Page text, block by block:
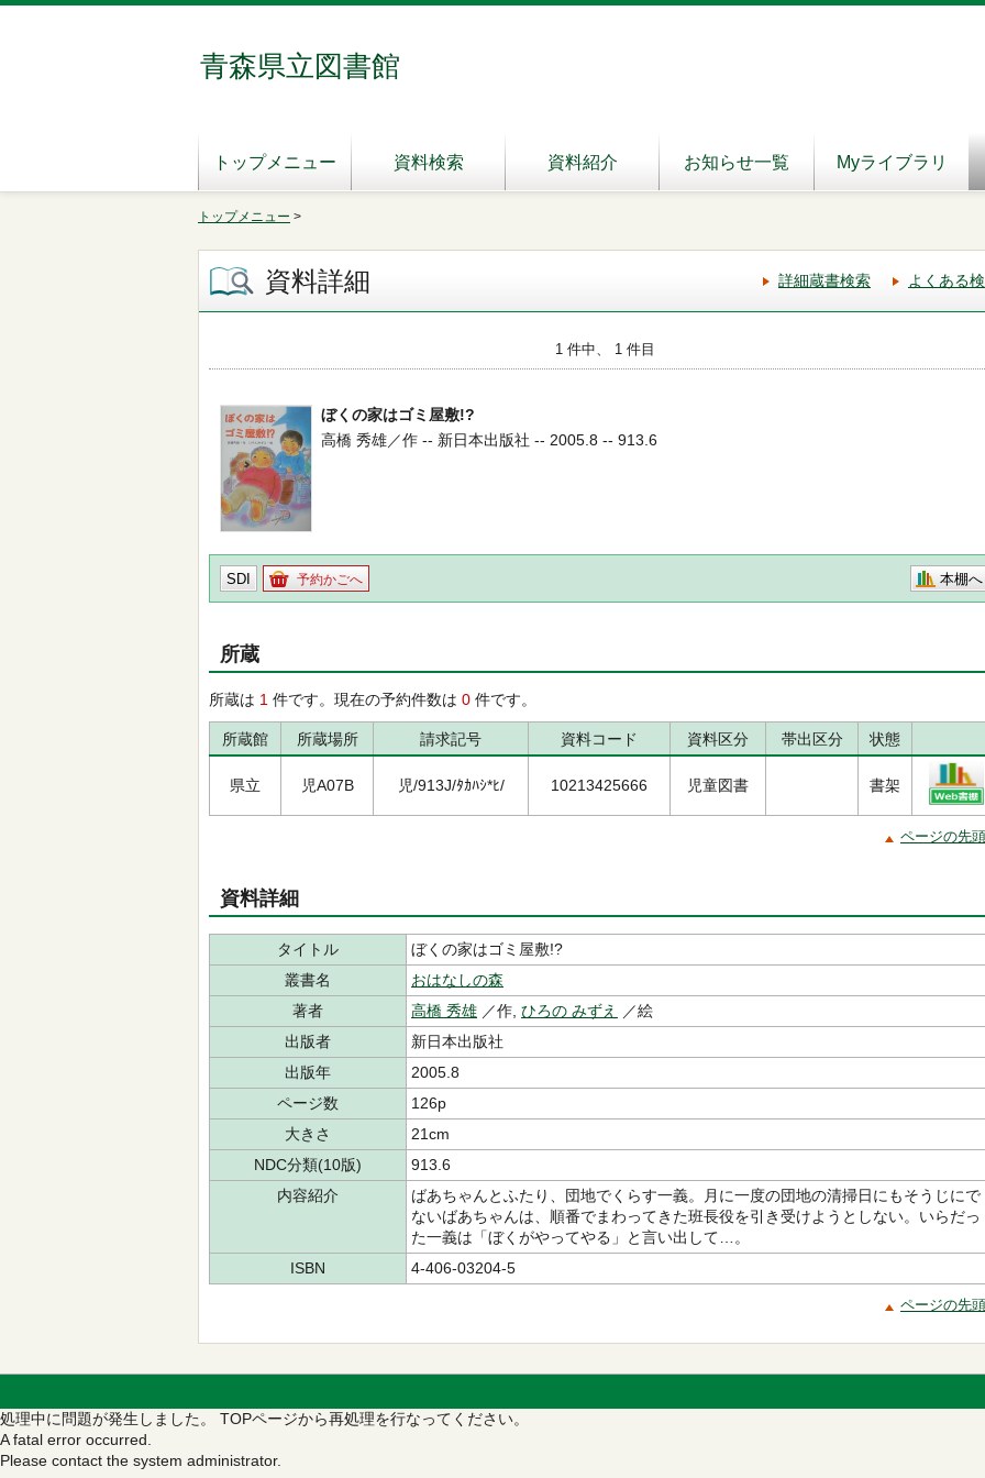
青森県立図書館
トップメニュー 資料検索 資料紹介 お知らせ一覧 Myライブラリ
トップメニュー >
資料詳細 詳細蔵書検索 よくある
1 件中、 1 件目
ぼくの家はゴミ屋敷!?
高橋 秀雄／作 -- 新日本出版社 -- 2005.8 -- 913.6
SDI 予約かごへ 本棚へ
所蔵
所蔵は 1 件です。現在の予約件数は 0 件です。
所蔵館 所蔵場所 請求記号 資料コード 資料区分 帯出区分 状態
県立 児A07B 児/913J/ﾀｶﾊｼ*ﾋ/ 10213425666 児童図書 書架
ページの先
資料詳細
タイトル
ぼくの家はゴミ屋敷!?
叢書名
おはなしの森
著者
高橋 秀雄 ／作, ひろの みずえ
／絵
出版者
新日本出版社
出版年
2005.8
ページ数
126p
大きさ
21cm
NDC分類(10版)
913.6
内容紹介
ばあちゃんとふたり、団地でくらす一義。月に一度の団地の清掃日にもそうじにで
ないばあちゃんは、順番でまわってきた班長役を引き受けようとしない。いらだっ
た一義は「ぼくがやってやる」と言い出して…。
ISBN
4-406-03204-5
ページの先
処理中に問題が発生しました。 TOPページから再処理を行なってください。
A fatal error occurred.
Please contact the system administrator.